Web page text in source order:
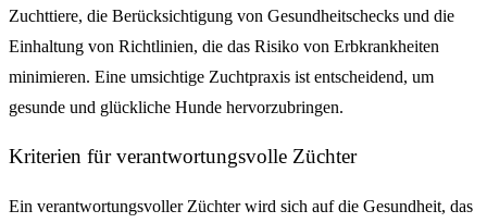
Zuchttiere, die Berücksichtigung von Gesundheitschecks und die
Einhaltung von Richtlinien, die das Risiko von Erbkrankheiten
minimieren. Eine umsichtige Zuchtpraxis ist entscheidend, um
gesunde und glückliche Hunde hervorzubringen.
Kriterien für verantwortungsvolle Züchter
Ein verantwortungsvoller Züchter wird sich auf die Gesundheit, das